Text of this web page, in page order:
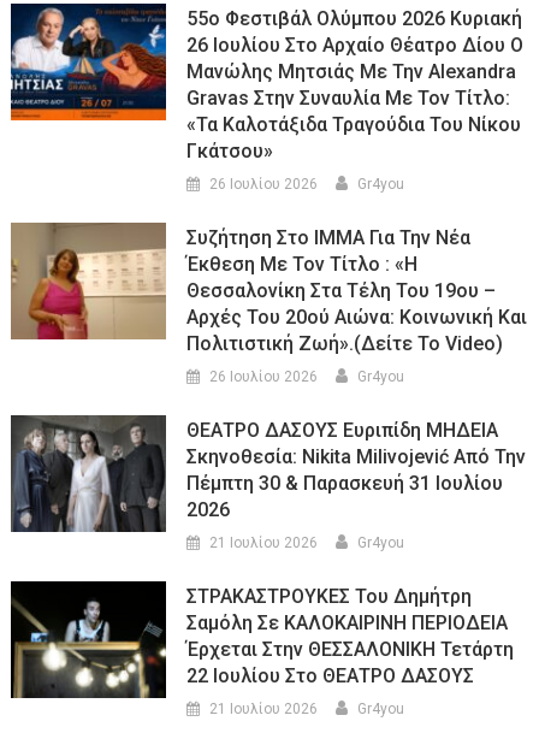
55ο Φεστιβάλ Ολύμπου 2026 Κυριακή
26 Ιουλίου Στο Αρχαίο Θέατρο Δίου Ο
Μανώλης Μητσιάς Με Την Alexandra
Gravas Στην Συναυλία Με Τον Τίτλο:
«τα Καλοτάξιδα Τραγούδια Του Νίκου
Γκάτσου»
26 Ιουλίου 2026 Gr4you
Συζήτηση Στο ΙΜΜΑ Για Την Νέα
Έκθεση Με Τον Τίτλο : «Η
Θεσσαλονίκη Στα Τέλη Του 19ου –
Αρχές Του 20ού Αιώνα: Κοινωνική Και
Πολιτιστική Ζωή».(Δείτε Το Video)
26 Ιουλίου 2026 Gr4you
ΘΕΑΤΡΟ ΔΑΣΟΥΣ Ευριπίδη ΜΗΔΕΙΑ
Σκηνοθεσία: Nikita Milivojević Από Την
Πέμπτη 30 & Παρασκευή 31 Ιουλίου
2026
21 Ιουλίου 2026 Gr4you
ΣΤΡΑΚΑΣΤΡΟΥΚΕΣ Του Δημήτρη
Σαμόλη Σε ΚΑΛΟΚΑΙΡΙΝΗ ΠΕΡΙΟΔΕΙΑ
Έρχεται Στην ΘΕΣΣΑΛΟΝΙΚΗ Τετάρτη
22 Ιουλίου Στο ΘΕΑΤΡΟ ΔΑΣΟΥΣ
21 Ιουλίου 2026 Gr4you